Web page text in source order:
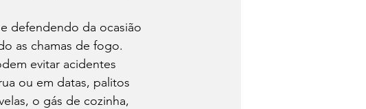
defendendo da ocasião
as chamas de fogo.
evitar acidentes
ou em datas, palitos
o gás de cozinha,